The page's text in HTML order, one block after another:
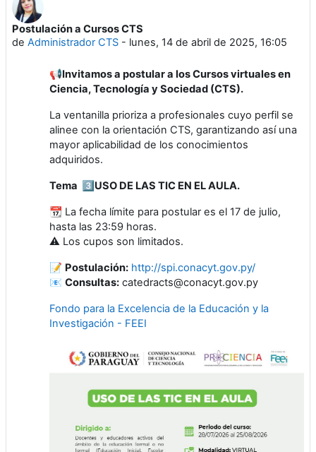
Postulación a Cursos CTS
de Administrador CTS - lunes, 14 de abril de 2025, 16:05
📢Invitamos a postular a los Cursos virtuales en
Ciencia, Tecnología y Sociedad (CTS).
La ventanilla prioriza a profesionales cuyo perfil se
alinee con la orientación CTS, garantizando así una
mayor aplicabilidad de los conocimientos
adquiridos.
Tema 3️⃣️USO DE LAS TIC EN EL AULA.
📆 La fecha límite para postular es el 17 de julio,
hasta las 23:59 horas.
⚠️ Los cupos son limitados.
📝 Postulación: http://spi.conacyt.gov.py/
📧 Consultas: catedracts@conacyt.gov.py
Fondo para la Excelencia de la Educación y la
Investigación - FEEI